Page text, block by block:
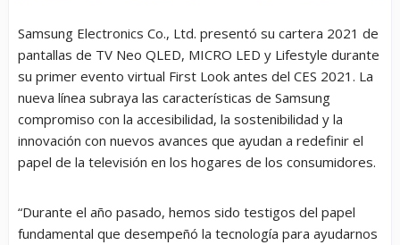
Samsung Electronics Co., Ltd. presentó su cartera 2021 de
pantallas de TV Neo QLED, MICRO LED y Lifestyle durante
su primer evento virtual First Look antes del CES 2021. La
nueva línea subraya las características de Samsung
compromiso con la accesibilidad, la sostenibilidad y la
innovación con nuevos avances que ayudan a redefinir el
papel de la televisión en los hogares de los consumidores.
“Durante el año pasado, hemos sido testigos del papel
fundamental que desempeñó la tecnología para ayudarnos